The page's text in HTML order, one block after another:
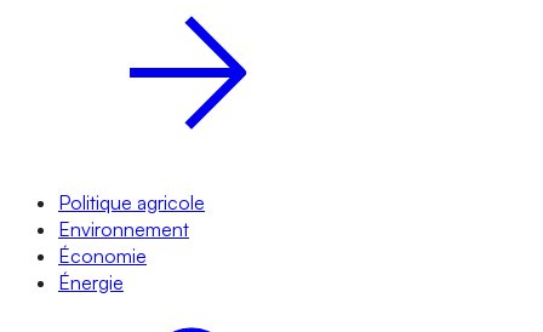
Politique agricole
Environnement
Économie
Énergie